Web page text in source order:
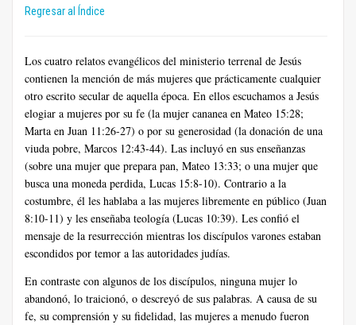
Regresar al Índice
Los cuatro relatos evangélicos del ministerio terrenal de Jesús
contienen la mención de más mujeres que prácticamente cualquier
otro escrito secular de aquella época. En ellos escuchamos a Jesús
elogiar a mujeres por su fe (la mujer cananea en Mateo 15:28;
Marta en Juan 11:26-27) o por su generosidad (la donación de una
viuda pobre, Marcos 12:43-44). Las incluyó en sus enseñanzas
(sobre una mujer que prepara pan, Mateo 13:33; o una mujer que
busca una moneda perdida, Lucas 15:8-10). Contrario a la
costumbre, él les hablaba a las mujeres libremente en público (Juan
8:10-11) y les enseñaba teología (Lucas 10:39). Les confió el
mensaje de la resurrección mientras los discípulos varones estaban
escondidos por temor a las autoridades judías.
En contraste con algunos de los discípulos, ninguna mujer lo
abandonó, lo traicionó, o descreyó de sus palabras. A causa de su
fe, su comprensión y su fidelidad, las mujeres a menudo fueron